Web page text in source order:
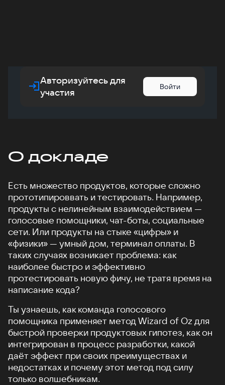
Авторизуйтесь для
участия
Войти
О докладе
Есть множество продуктов, которые сложно
прототипироввать и тестировать. Например,
продукты с нелинейным взаимодействием —
голосовые помощники, чат-боты, социальные
сети. Или продукты на стыке «цифры» и
«физики» — умный дом, терминал оплаты. В
таких случаях возникает проблема: как
наиболее быстро и эффективно
протестировать новую фичу, не тратя время на
написание кода?
Ты узнаешь, как команда голосового
помощника применяет метод Wizard of Oz для
быстрой проверки продуктовых гипотез, как он
интегрирован в процесс разработки, какой
даёт эффект при своих преимуществах и
недостатках и почему этот метод под силу
только волшебникам.